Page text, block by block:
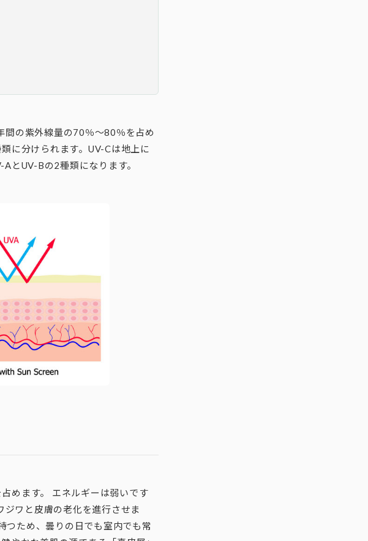
間の紫外線量の70％～80％を占め
に分けられます。UV-Cは地上に
とUV-Bの2種類になります。
占めます。 エネルギーは弱いです
ワと皮膚の老化を進行させま
つため、曇りの日でも室内でも常